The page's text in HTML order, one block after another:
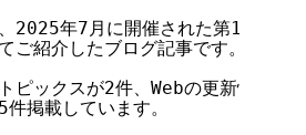
2025年7月に開催された第123回
ご紹介したブログ記事です。
ピックスが2件、Webの更新情報が
掲載しています。